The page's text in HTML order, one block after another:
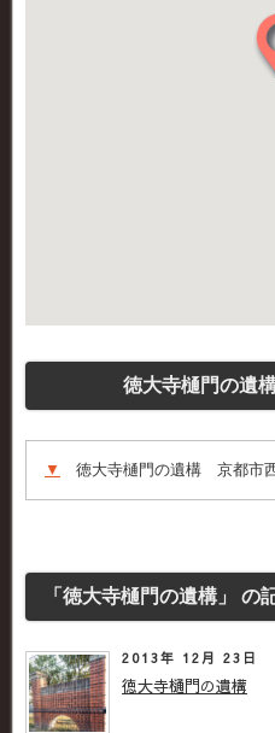
徳大寺樋門の遺
▼ 徳大寺樋門の遺構 京都市
「徳大寺樋門の遺構」 の
2013年 12月 23日
徳大寺樋門の遺構